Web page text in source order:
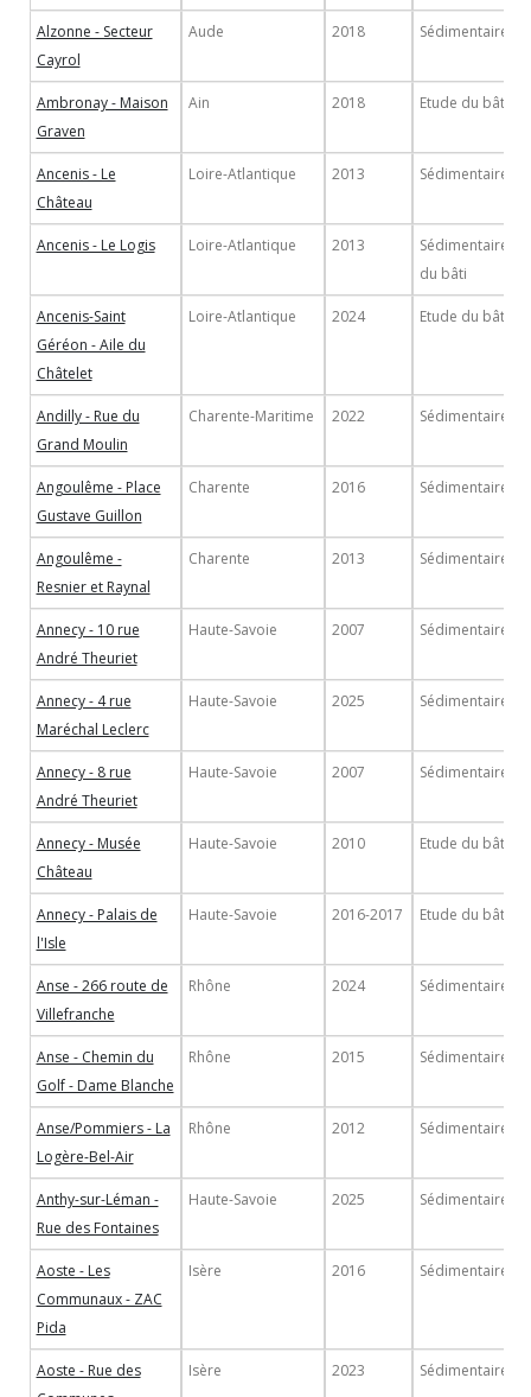
Alzonne - Secteur
Cayrol
Aude 2018 Sédimentaire
Ambronay - Maison
Graven
Ain 2018 Etude du bâti
Ancenis - Le
Château
Loire-Atlantique 2013 Sédimentaire
Ancenis - Le Logis Loire-Atlantique 2013
Sédimentaire/
du bâti
Ancenis-Saint
Géréon - Aile du
Châtelet
Loire-Atlantique 2024 Etude du bâti
Andilly - Rue du
Grand Moulin
Charente-Maritime 2022 Sédimentaire
Angoulême - Place
Gustave Guillon
Charente 2016 Sédimentaire
Angoulême -
Resnier et Raynal
Charente 2013 Sédimentaire
Annecy - 10 rue
André Theuriet
Haute-Savoie 2007 Sédimentaire
Annecy - 4 rue
Maréchal Leclerc
Haute-Savoie 2025 Sédimentaire
Annecy - 8 rue
André Theuriet
Haute-Savoie 2007 Sédimentaire
Annecy - Musée
Château
Haute-Savoie 2010 Etude du bâti
Annecy - Palais de
l'Isle
Haute-Savoie 2016-2017 Etude du bâti
Anse - 266 route de
Villefranche
Rhône 2024 Sédimentaire
Anse - Chemin du
Golf - Dame Blanche
Rhône 2015 Sédimentaire
Anse/Pommiers - La
Logère-Bel-Air
Rhône 2012 Sédimentaire
Anthy-sur-Léman -
Rue des Fontaines
Haute-Savoie 2025 Sédimentaire
Aoste - Les
Communaux - ZAC
Pida
Isère 2016 Sédimentaire
Aoste - Rue des
Isère 2023 Sédimentaire